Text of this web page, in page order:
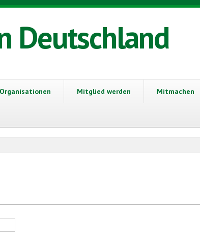
Deutschland
Organisationen Mitglied werden Mitmachen